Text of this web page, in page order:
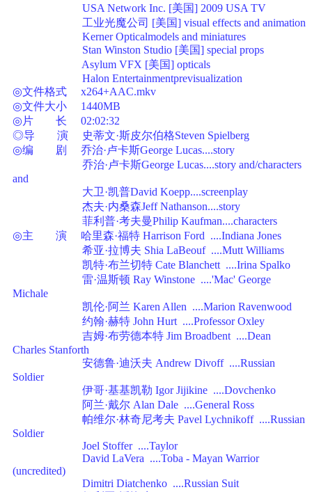
USA Network Inc. [美国] 2009 USA TV
工业光魔公司 [美国] visual effects and animation
Kerner Opticalmodels and miniatures
Stan Winston Studio [美国] special props
Asylum VFX [美国] opticals
Halon Entertainmentprevisualization
◎文件格式 x264+AAC.mkv
◎文件大小 1440MB
◎片 长 02:02:32
◎导 演 史蒂文·斯皮尔伯格Steven Spielberg
◎编 剧 乔治·卢卡斯George Lucas....story
乔治·卢卡斯George Lucas....story and/characters
and
大卫·凯普David Koepp....screenplay
杰夫·内桑森Jeff Nathanson....story
菲利普·考夫曼Philip Kaufman....characters
◎主 演 哈里森·福特 Harrison Ford ....Indiana Jones
希亚·拉博夫 Shia LaBeouf ....Mutt Williams
凯特·布兰切特 Cate Blanchett ....Irina Spalko
雷·温斯顿 Ray Winstone ....'Mac' George
Michale
凯伦·阿兰 Karen Allen ....Marion Ravenwood
约翰·赫特 John Hurt ....Professor Oxley
吉姆·布劳德本特 Jim Broadbent ....Dean
Charles Stanforth
安德鲁·迪沃夫 Andrew Divoff ....Russian
Soldier
伊哥·基基凯勒 Igor Jijikine ....Dovchenko
阿兰·戴尔 Alan Dale ....General Ross
帕维尔·林奇尼考夫 Pavel Lychnikoff ....Russian
Soldier
Joel Stoffer ....Taylor
David LaVera ....Toba - Mayan Warrior
(uncredited)
Dimitri Diatchenko ....Russian Suit